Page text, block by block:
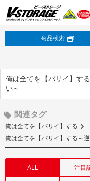
商品検索
俺は全てを【パリイ】す
い～
関連タグ
俺は全てを【パリイ】する
俺は全てを【パリイ】する～
ALL 注目